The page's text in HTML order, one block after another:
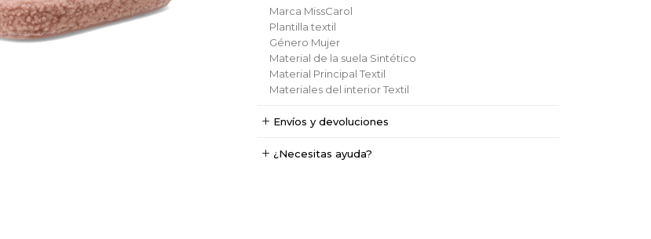
Marca MissCarol
Plantilla textil
Género Mujer
Material de la suela Sintético
Material Principal Textil
Materiales del interiorTextil
Envíos y devoluciones
¿Necesitas ayuda?